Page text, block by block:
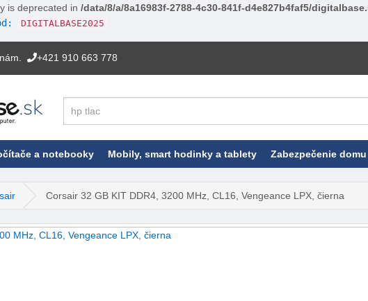
is deprecated in /data/8/a/8a16983f-2788-4c30-841f-d4e827b4faf5/
DIGITALBASE2025
+421 910 663 778
a notebooky Mobily, smart hodinky a tablety Zabezpečenie domu
Corsair 32 GB KIT DDR4, 3200 MHz, CL16, Vengeance LPX, čierna